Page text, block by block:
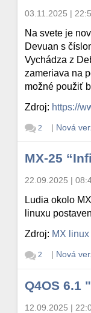
03.11.2025 |
Na svete je
Devuan s
Vychádza z
zameriava na
možné použiť
Zdroj: https://
2 | Nová
MX-25
22.09.2025 |
Ludia okolo
linuxu
Zdroj: MX linux
2 | Nová
Q4OS 6.1
12.09.2025 |